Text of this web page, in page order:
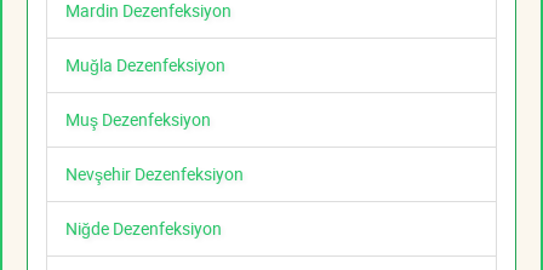
Mardin Dezenfeksiyon
Muğla Dezenfeksiyon
Muş Dezenfeksiyon
Nevşehir Dezenfeksiyon
Niğde Dezenfeksiyon